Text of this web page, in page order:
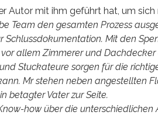
Autor mit ihm geführt hat, um sich
Team den gesamten Prozess
Mit den
vor allem Zimmerer und Dachdecker
Stuckateure sorgen für die
Mr stehen neben angestellten
betagter Vater zur Seite.
how über die unterschiedlichen